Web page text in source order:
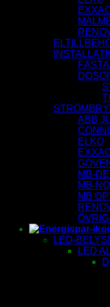
ABB
ELKO
MB-
MB-
MB
LED-
LED